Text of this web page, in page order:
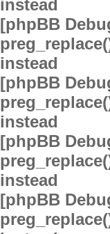
instead
[phpBB
instead
[phpBB
instead
[phpBB
instead
[phpBB